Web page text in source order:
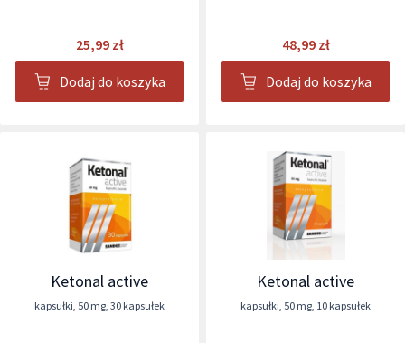
25,99 zł
Dodaj do koszyka
48,99 zł
Dodaj do koszyka
Ketonal active
kapsułki, 50 mg, 30 kapsułek
Ketonal active
kapsułki, 50 mg, 10 kapsułek